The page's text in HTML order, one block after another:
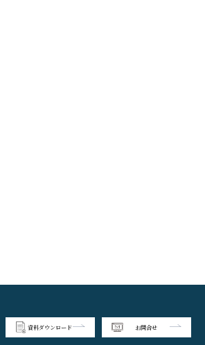
資料ダウンロード お問合せ